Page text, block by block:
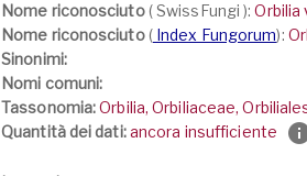
Nome riconosciuto(SwissFungi):Orbilia
Nome riconosciuto(Index Fungorum):
Sinonimi:
Nomi comuni:
Tassonomia:Orbilia, Orbiliaceae,
Quantità dei dati:ancora insufficiente